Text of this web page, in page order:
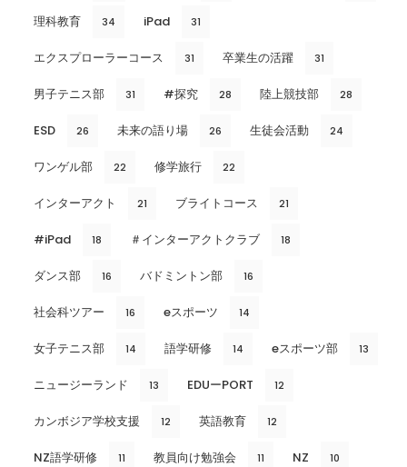
理科教育 34 iPad 31
エクスプローラーコース 31 卒業生の活躍 31
男子テニス部 31 #探究 28 陸上競技部 28
ESD 26 未来の語り場 26 生徒会活動 24
ワンゲル部 22 修学旅行 22
インターアクト 21 ブライトコース 21
#iPad 18 ＃インターアクトクラブ 18
ダンス部 16 バドミントン部 16
社会科ツアー 16 eスポーツ 14
女子テニス部 14 語学研修 14 eスポーツ部 13
ニュージーランド 13 EDUーPORT 12
カンボジア学校支援 12 英語教育 12
NZ語学研修 11 教員向け勉強会 11 NZ 10